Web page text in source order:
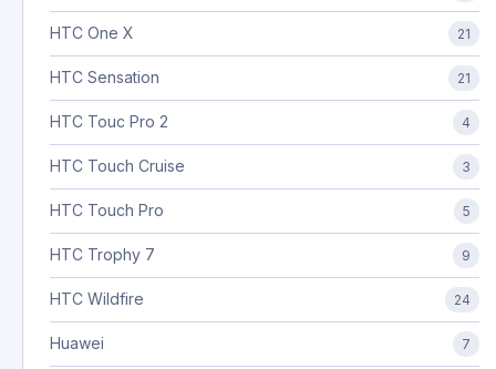
HTC One X 21
HTC Sensation 21
HTC Touc Pro 2 4
HTC Touch Cruise 3
HTC Touch Pro 5
HTC Trophy 7 9
HTC Wildfire 24
Huawei 7